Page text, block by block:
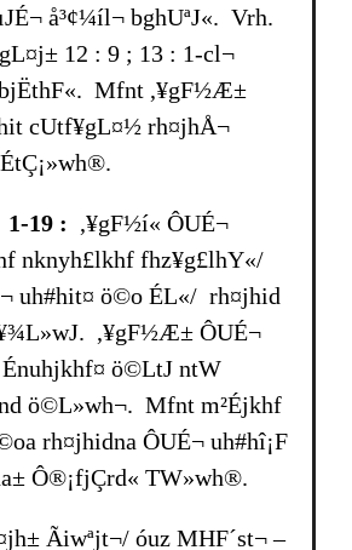
å³¢¼íl¬ bghUªJ«. Vrh.
12 : 9 ; 13 : 1-cl¬
Mfnt ,¥gF½Æ±
cUtf¥gL¤½ rh¤jhÅ¬
1-19 : ,¥gF½í« ÔUÉ¬
nknyh£lkhf fhz¥g£lhY«/
uh#hit¤ ö©o ÉL«/ rh¤jhid
,¥gF½Æ± ÔUÉ¬
ö©LtJ ntW
ö©L»wh¬. Mfnt m²Éjkhf
rh¤jhidna ÔUÉ¬ uh#hî¡F
Ô®¡fjÇrd« TW»wh®.
Ãiwªjt¬/ óuz MHF´st¬ –